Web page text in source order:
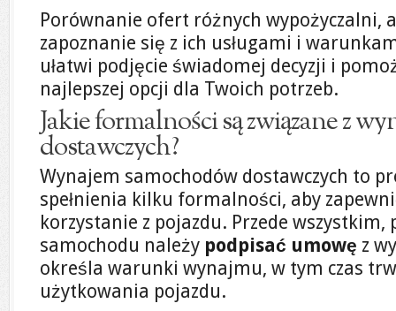
Porównanie ofert różnych wypożyczalni,
zapoznanie się z ich usługami i
ułatwi podjęcie świadomej decyzji i
najlepszej opcji dla Twoich potrzeb.
Jakie formalności są związane z
dostawczych?
Wynajem samochodów dostawczych to
spełnienia kilku formalności, aby
korzystanie z pojazdu. Przede wszystkim,
samochodu należy podpisać umowę z
określa warunki wynajmu, w tym czas
użytkowania pojazdu.